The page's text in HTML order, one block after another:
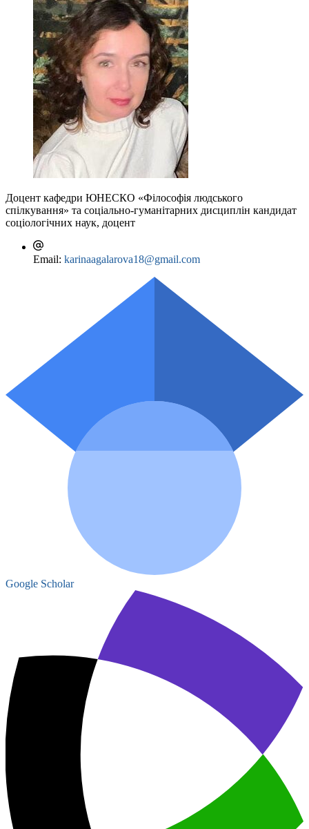
Доцент кафедри ЮНЕСКО «Філософія людського
спілкування» та соціально-гуманітарних дисциплін кандидат
соціологічних наук, доцент
Email: karinaagalarova18@gmail.com
Google Scholar